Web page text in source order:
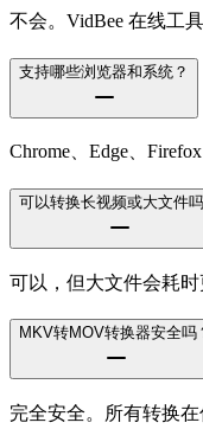
不会。VidBee 在线工
支持哪些浏览器和系统？
Chrome、Edge、
可以转换长视频或大文件
可以，但大文件会耗
MKV转MOV转换器安全吗
完全安全。所有转换